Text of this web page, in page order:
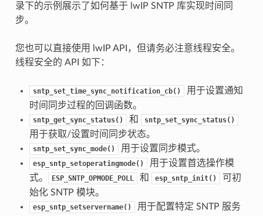
录下的示例展示了如何基于 lwIP SNTP 库实现时间同
步。
您也可以直接使用 lwIP API，但请务必注意线程安全。
线程安全的 API 如下：
sntp_set_time_sync_notification_cb()
用于设置通知
时间同步过程的回调函数。
sntp_get_sync_status() 和 sntp_set_sync_status()
用于获取/设置时间同步状态。
sntp_set_sync_mode() 用于设置同步模式。
esp_sntp_setoperatingmode()
用于设置首选操作模
式。
ESP_SNTP_OPMODE_POLL 和 esp_sntp_init()
可初
始化 SNTP 模块。
esp_sntp_setservername()
用于配置特定 SNTP 服务